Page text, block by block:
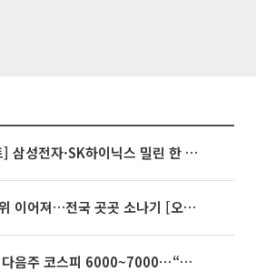
[베스트&워스트] 삼성전자·SK하이닉스 밀린 한 주…상상인증권은 85% 급등
35도 안팎 무더위 이어져…전국 곳곳 소나기 [오늘 날씨]
[주간증시전망] 다음주 코스피 6000~7000⋯“外人 수급은 정책이 변수”